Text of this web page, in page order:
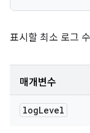
표시할 최소 로그
매개변수
logLevel